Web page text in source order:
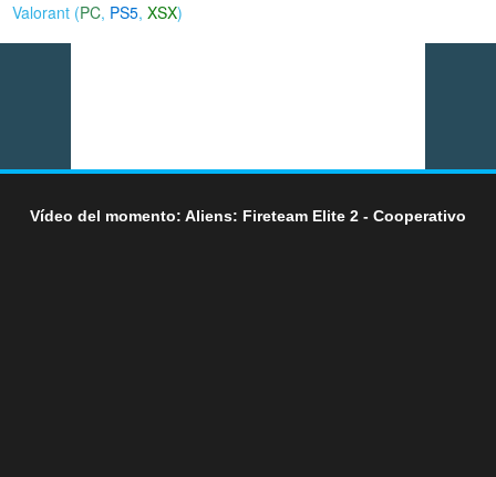
Valorant (PC, PS5,XSX)
Vídeo del momento: Aliens: Fireteam Elite 2 - Cooperativo